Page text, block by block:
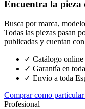
Encuentra la pieza
Busca por marca,
Todas las piezas pasan
publicadas y cuentan
✓ Catálogo online
✓ Garantía en
✓ Envío a toda
Comprar como
Profesional